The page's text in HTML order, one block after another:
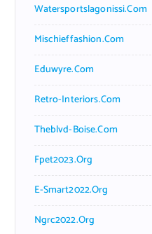
Watersportslagonissi.com
Mischieffashion.com
Eduwyre.com
Retro-Interiors.com
Theblvd-Boise.com
Fpet2023.org
E-Smart2022.org
Ngrc2022.org